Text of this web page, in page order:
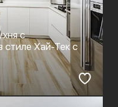
с
стиле Хай-Тек c